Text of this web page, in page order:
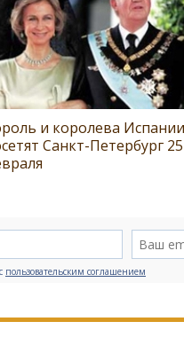
и королева Испании
Санкт-Петербург 25
пользовательским соглашением